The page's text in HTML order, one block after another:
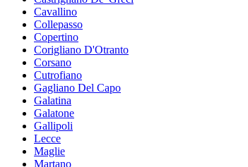
Cavallino
Collepasso
Copertino
Corigliano D'Otranto
Corsano
Cutrofiano
Gagliano Del Capo
Galatina
Galatone
Gallipoli
Lecce
Maglie
Martano